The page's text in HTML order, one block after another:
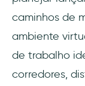
caminhos de
ambiente
de trabalho
corredores,